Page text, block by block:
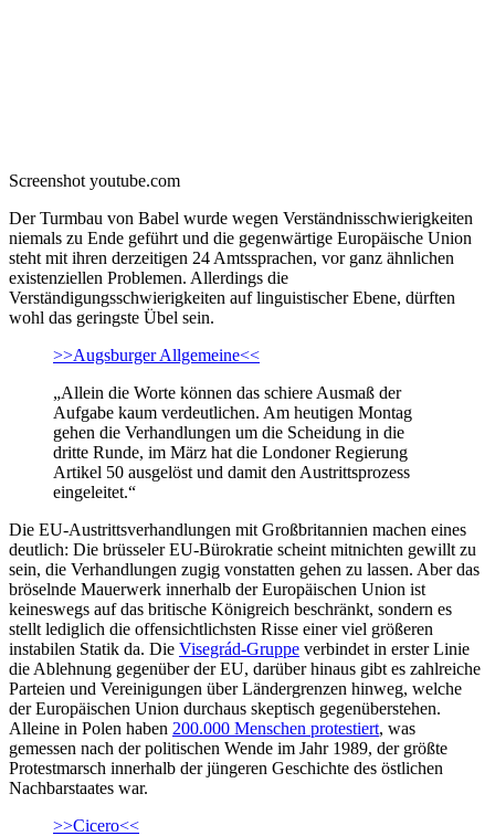
Screenshot youtube.com
Der Turmbau von Babel wurde wegen Verständnisschwierigkeiten
niemals zu Ende geführt und die gegenwärtige Europäische Union
steht mit ihren derzeitigen 24 Amtssprachen, vor ganz ähnlichen
existenziellen Problemen. Allerdings die
Verständigungsschwierigkeiten auf linguistischer Ebene, dürften
wohl das geringste Übel sein.
>>Augsburger Allgemeine<<
„Allein die Worte können das schiere Ausmaß der
Aufgabe kaum verdeutlichen. Am heutigen Montag
gehen die Verhandlungen um die Scheidung in die
dritte Runde, im März hat die Londoner Regierung
Artikel 50 ausgelöst und damit den Austrittsprozess
eingeleitet.“
Die EU-Austrittsverhandlungen mit Großbritannien machen eines
deutlich: Die brüsseler EU-Bürokratie scheint mitnichten gewillt zu
sein, die Verhandlungen zugig vonstatten gehen zu lassen. Aber das
bröselnde Mauerwerk innerhalb der Europäischen Union ist
keineswegs auf das britische Königreich beschränkt, sondern es
stellt lediglich die offensichtlichsten Risse einer viel größeren
instabilen Statik da. Die Visegrád-Gruppe verbindet in erster Linie
die Ablehnung gegenüber der EU, darüber hinaus gibt es zahlreiche
Parteien und Vereinigungen über Ländergrenzen hinweg, welche
der Europäischen Union durchaus skeptisch gegenüberstehen.
Alleine in Polen haben 200.000 Menschen protestiert, was
gemessen nach der politischen Wende im Jahr 1989, der größte
Protestmarsch innerhalb der jüngeren Geschichte des östlichen
Nachbarstaates war.
>>Cicero<<